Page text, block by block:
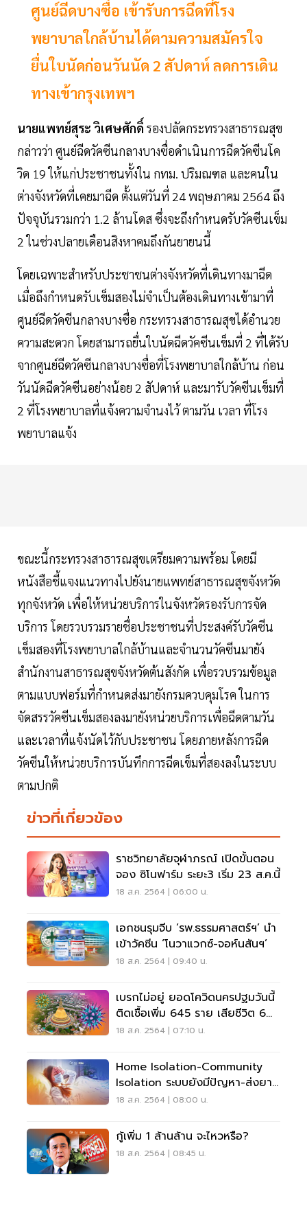
ศูนย์ฉีดบางซื่อ เข้ารับการฉีดที่โรง
พยาบาลใกล้บ้านได้ตามความสมัครใจ
ยื่นใบนัดก่อนวันนัด 2 สัปดาห์ ลดการเดิน
ทางเข้ากรุงเทพฯ
นายแพทย์สุระ วิเศษศักดิ์ รองปลัดกระทรวงสาธารณสุข
กล่าวว่า ศูนย์ฉีดวัคซีนกลางบางซื่อดำเนินการฉีดวัคซีนโค
วิด 19 ให้แก่ประชาชนทั้งใน กทม. ปริมณฑล และคนใน
ต่างจังหวัดที่เคยมาฉีด ตั้งแต่วันที่ 24 พฤษภาคม 2564 ถึง
ปัจจุบันรวมกว่า 1.2 ล้านโดส ซึ่งจะถึงกำหนดรับวัคซีนเข็ม
2 ในช่วงปลายเดือนสิงหาคมถึงกันยายนนี้
โดยเฉพาะสำหรับประชาชนต่างจังหวัดที่เดินทางมาฉีด
เมื่อถึงกำหนดรับเข็มสองไม่จำเป็นต้องเดินทางเข้ามาที่
ศูนย์ฉีดวัคซีนกลางบางซื่อ กระทรวงสาธารณสุขได้อำนวย
ความสะดวก โดยสามารถยื่นใบนัดฉีดวัคซีนเข็มที่ 2 ที่ได้รับ
จากศูนย์ฉีดวัคซีนกลางบางซื่อที่โรงพยาบาลใกล้บ้าน ก่อน
วันนัดฉีดวัคซีนอย่างน้อย 2 สัปดาห์ และมารับวัคซีนเข็มที่
2 ที่โรงพยาบาลที่แจ้งความจำนงไว้ ตามวัน เวลา ที่โรง
พยาบาลแจ้ง
ขณะนี้กระทรวงสาธารณสุขเตรียมความพร้อม โดยมี
หนังสือชี้แจงแนวทางไปยังนายแพทย์สาธารณสุขจังหวัด
ทุกจังหวัด เพื่อให้หน่วยบริการในจังหวัดรองรับการจัด
บริการ โดยรวบรวมรายชื่อประชาชนที่ประสงค์รับวัคซีน
เข็มสองที่โรงพยาบาลใกล้บ้านและจำนวนวัคซีนมายัง
สำนักงานสาธารณสุขจังหวัดต้นสังกัด เพื่อรวบรวมข้อมูล
ตามแบบฟอร์มที่กำหนดส่งมายังกรมควบคุมโรค ในการ
จัดสรรวัคซีนเข็มสองลงมายังหน่วยบริการเพื่อฉีดตามวัน
และเวลาที่แจ้งนัดไว้กับประชาชน โดยภายหลังการฉีด
วัคซีนให้หน่วยบริการบันทึกการฉีดเข็มที่สองลงในระบบ
ตามปกติ
ข่าวที่เกี่ยวข้อง
ราชวิทยาลัยจุฬาภรณ์ เปิดขั้นตอน
จอง ซิโนฟาร์ม ระยะ3 เริ่ม 23 ส.ค.นี้
18 ส.ค. 2564 | 06:00 น.
เอกชนรุมจีบ ‘รพ.ธรรมศาสตร์ฯ’ นำ
เข้าวัคซีน ‘โนวาแวกซ์-จอห์นสันฯ’
18 ส.ค. 2564 | 09:40 น.
เบรกไม่อยู่ ยอดโควิดนครปฐมวันนี้
ติดเชื้อเพิ่ม 645 ราย เสียชีวิต 6
ราย
18 ส.ค. 2564 | 07:10 น.
Home Isolation-Community
Isolation ระบบยังมีปัญหา-ส่งยา
ช้า
18 ส.ค. 2564 | 08:00 น.
กู้เพิ่ม 1 ล้านล้าน จะไหวหรือ?
18 ส.ค. 2564 | 08:45 น.